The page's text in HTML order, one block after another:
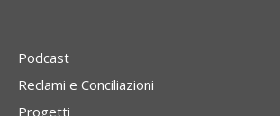
Podcast
Reclami e Conciliazioni
Progetti